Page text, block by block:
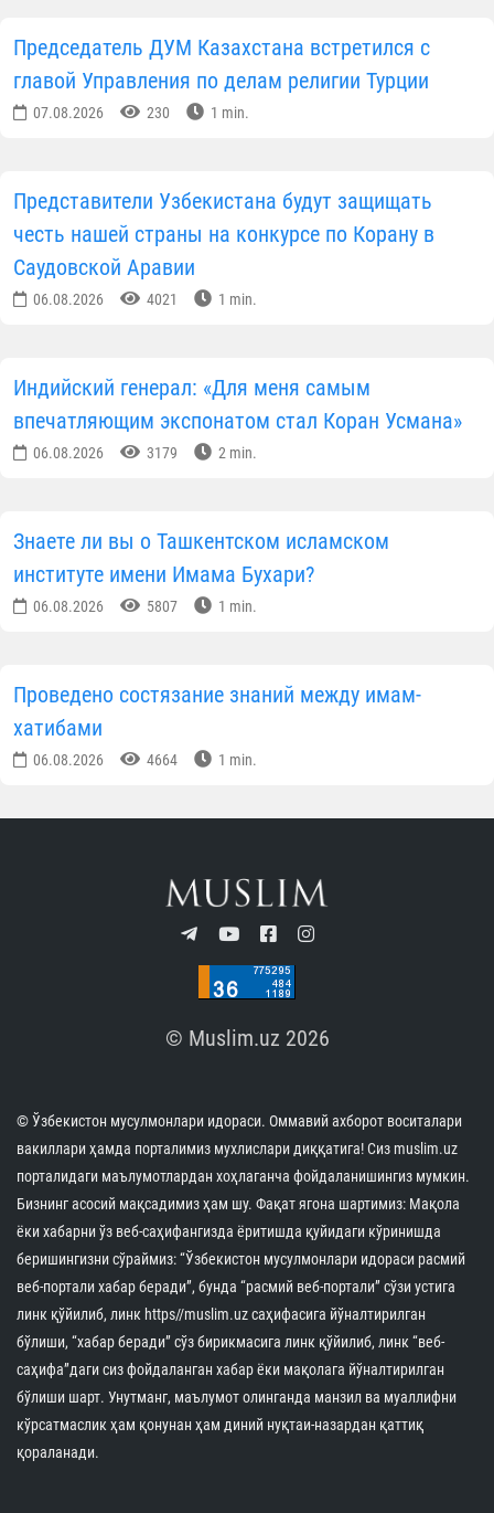
Председатель ДУМ Казахстана встретился с
главой Управления по делам религии Турции
07.08.2026 230 1 min.
Представители Узбекистана будут защищать
честь нашей страны на конкурсе по Корану в
Саудовской Аравии
06.08.2026 4021 1 min.
Индийский генерал: «Для меня самым
впечатляющим экспонатом стал Коран Усмана»
06.08.2026 3179 2 min.
Знаете ли вы о Ташкентском исламском
институте имени Имама Бухари?
06.08.2026 5807 1 min.
Проведено состязание знаний между имам-
хатибами
06.08.2026 4664 1 min.
© Muslim.uz 2026
© Ўзбекистон мусулмонлари идораси. Оммавий ахборот воситалари
вакиллари ҳамда порталимиз мухлислари диққатига! Сиз muslim.uz
порталидаги маълумотлардан хоҳлаганча фойдаланишингиз мумкин.
Бизнинг асосий мақсадимиз ҳам шу. Фақат ягона шартимиз: Мақола
ёки хабарни ўз веб-саҳифангизда ёритишда қуйидаги кўринишда
беришингизни сўраймиз: “Ўзбекистон мусулмонлари идораси расмий
веб-портали хабар беради”, бунда “расмий веб-портали” сўзи устига
линк қўйилиб, линк https//muslim.uz саҳифасига йўналтирилган
бўлиши, “хабар беради” сўз бирикмасига линк қўйилиб, линк “веб-
саҳифа”даги сиз фойдаланган хабар ёки мақолага йўналтирилган
бўлиши шарт. Унутманг, маълумот олинганда манзил ва муаллифни
кўрсатмаслик ҳам қонунан ҳам диний нуқтаи-назардан қаттиқ
қораланади.